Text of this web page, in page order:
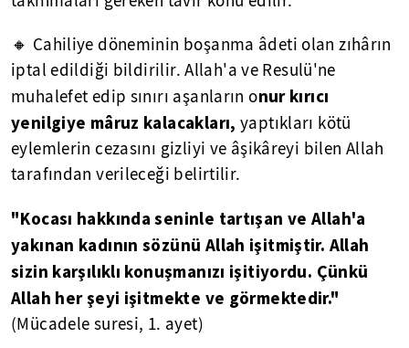
🔸 Cahiliye döneminin boşanma âdeti olan zıhârın
iptal edildiği bildirilir. Allah'a ve Resulü'ne
muhalefet edip sınırı aşanların onur kırıcı
yenilgiye mâruz kalacakları, yaptıkları kötü
eylemlerin cezasını gizliyi ve âşikâreyi bilen Allah
tarafından verileceği belirtilir.
"Kocası hakkında seninle tartışan ve Allah'a
yakınan kadının sözünü Allah işitmiştir. Allah
sizin karşılıklı konuşmanızı işitiyordu. Çünkü
Allah her şeyi işitmekte ve görmektedir."
(Mücadele suresi, 1. ayet)